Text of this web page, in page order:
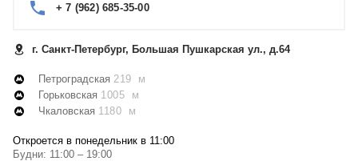
+ 7 (962) 685-35-00
г. Санкт-Петербург, Большая Пушкарская ул., д.64
Петроградская 219 м
Горьковская 1005 м
Чкаловская 1180 м
Откроется в понедельник в 11:00
Будни: 11:00 – 19:00